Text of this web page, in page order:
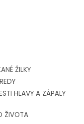
ŽILKY
HLAVY A ZÁPALY
ŽIVOTA